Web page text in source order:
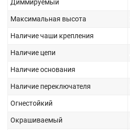
Диммируемый
Максимальная высота
Наличие чаши крепления
Наличие цепи
Наличие основания
Наличие переключателя
Огнестойкий
Окрашиваемый